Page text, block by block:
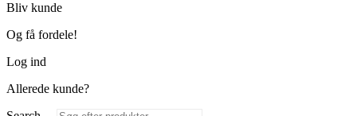
Bliv kunde
Og få fordele!
Log ind
Allerede kunde?